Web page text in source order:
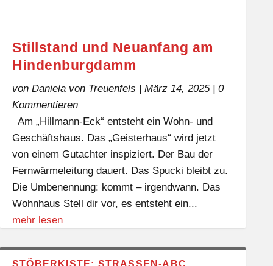
Stillstand und Neuanfang am
Hindenburgdamm
von Daniela von Treuenfels | März 14, 2025| 0
Kommentieren
Am „Hillmann-Eck“ entsteht ein Wohn- und
Geschäftshaus. Das „Geisterhaus“ wird jetzt
von einem Gutachter inspiziert. Der Bau der
Fernwärmeleitung dauert. Das Spucki bleibt zu.
Die Umbenennung: kommt – irgendwann. Das
Wohnhaus Stell dir vor, es entsteht ein...
mehr lesen
STÖBERKISTE: STRASSEN-ABC